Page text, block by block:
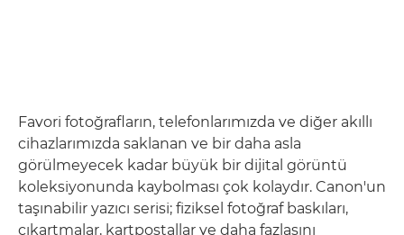
Favori fotoğrafların, telefonlarımızda ve diğer akıllı
cihazlarımızda saklanan ve bir daha asla
görülmeyecek kadar büyük bir dijital görüntü
koleksiyonunda kaybolması çok kolaydır. Canon'un
taşınabilir yazıcı serisi; fiziksel fotoğraf baskıları,
çıkartmalar, kartpostallar ve daha fazlasını